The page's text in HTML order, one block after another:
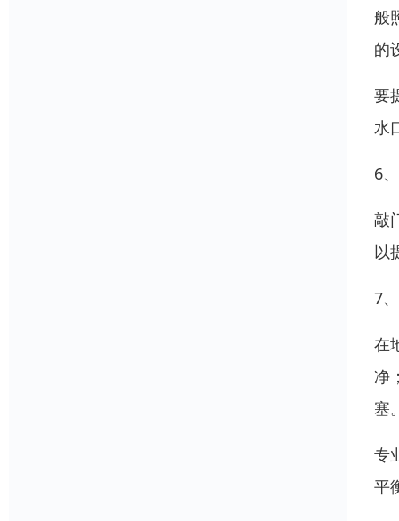
般
的
要
水
6
敲
以
7
在
净
塞
专
平